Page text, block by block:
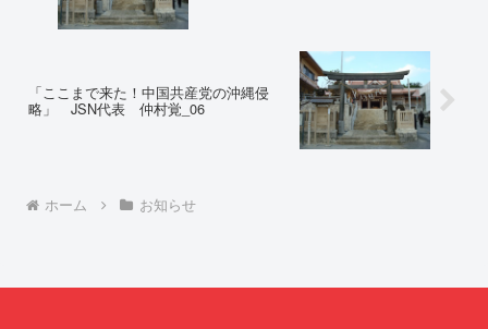
「ここまで来た！中国共産党の沖縄侵
略」 JSN代表 仲村覚_06
ホーム お知らせ